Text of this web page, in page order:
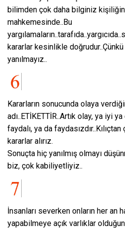
bilimden çok daha bilginiz
mahkemesinde..Bu
kararlar kesinlikle
yanılmayız..
Kararların sonucunda olaya
adı..ETİKETTİR..Artık olay, ya iyi
faydalı, ya da
kararlar alırız.
Sonuçta hiç yanılmış olmayı
biz, çok kabiliyetliyiz..
İnsanları severken onların her an
yapabilmeye açık varlıklar